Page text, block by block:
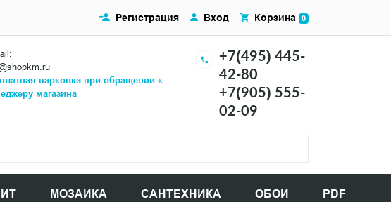
парковка при обращении к
магазина
+7(495) 445-
42-80
+7(905) 555-
02-09
МОЗАИКА САНТЕХНИКА ОБОИ PDF
Регистрация Вход Корзина 0